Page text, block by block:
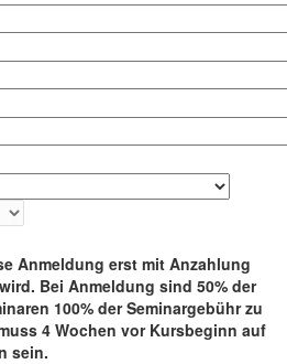
Anmeldung erst mit Anzahlung
Bei Anmeldung sind 50% der
100% der Seminargebühr zu
4 Wochen vor Kursbeginn auf
sein.